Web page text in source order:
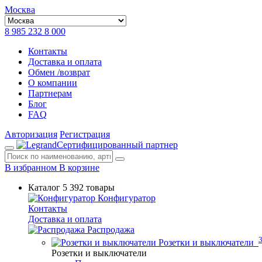
Москва
8 985 232 8 000
Контакты
Доставка и оплата
Обмен /возврат
О компании
Партнерам
Блог
FAQ
Авторизация Регистрация
Сертифицированный партнер
В избранном В корзине
Каталог 5 392 товары
Конфигуратор
Контакты
Доставка и оплата
Распродажа
Розетки и выключатели
Розетки и выключатели